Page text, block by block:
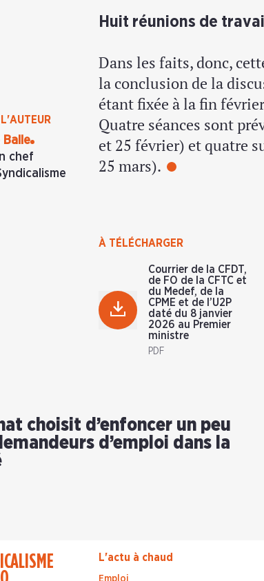
Huit réunions de travail
Balle
chef
Dans les faits, donc,
la conclusion de la
étant fixée à la fin
Quatre séances sont
et 25 février) et quatre
25 mars).
À TÉLÉCHARGER
Courrier de la CFDT,
de FO de la CFTC et
du Medef, de la
CPME et de l’U2P
daté du 8 janvier
2026 au Premier
ministre
PDF
choisit d’enfoncer un peu
d’emploi dans la
L'actu à chaud
Emploi